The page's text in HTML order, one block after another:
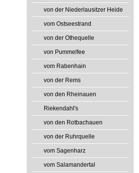
von der Niederlausitzer Heide
vom Ostseestrand
von der Othequelle
von Pummelfee
vom Rabenhain
von der Rems
von den Rheinauen
Riekendahl's
von den Rotbachauen
von der Ruhrquelle
vom Sagenharz
vom Salamandertal